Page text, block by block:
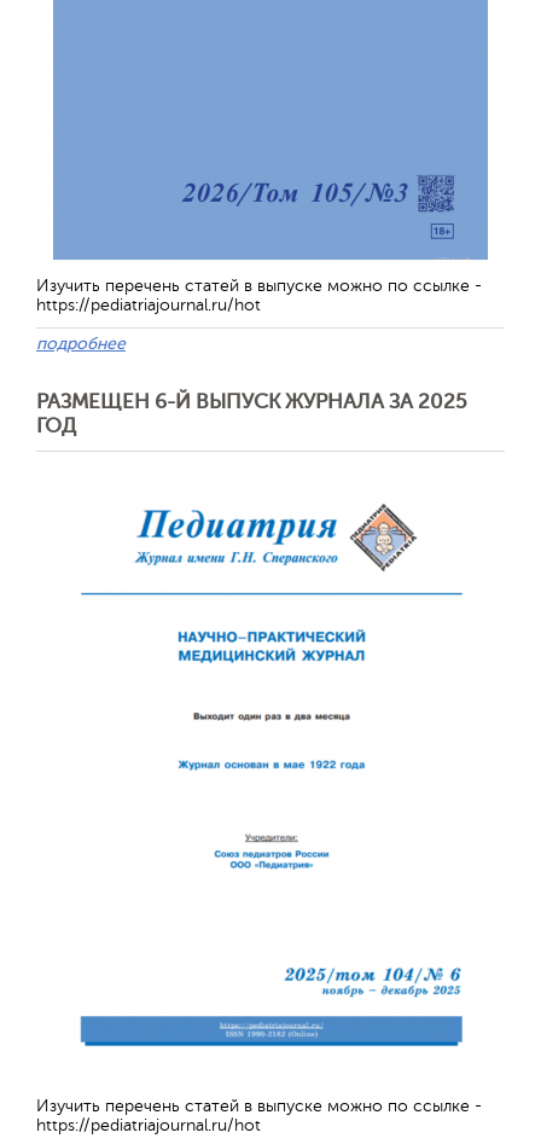
Изучить перечень статей в выпуске можно по ссылке -
https://pediatriajournal.ru/hot
подробнее
РАЗМЕЩЕН 6-Й ВЫПУСК ЖУРНАЛА ЗА 2025
ГОД
Изучить перечень статей в выпуске можно по ссылке -
https://pediatriajournal.ru/hot
Обратная
Отправить